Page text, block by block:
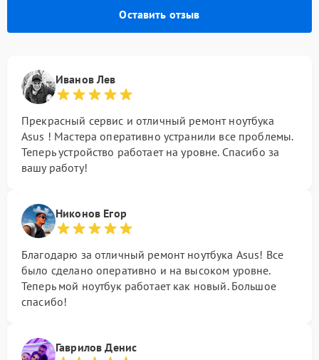
Оставить отзыв
Иванов Лев
Прекрасный сервис и отличный ремонт ноутбука
Asus ! Мастера оперативно устранили все проблемы.
Теперь устройство работает на уровне. Спасибо за
вашу работу!
Никонов Егор
Благодарю за отличный ремонт ноутбука Asus! Все
было сделано оперативно и на высоком уровне.
Теперь мой ноутбук работает как новый. Большое
спасибо!
Гаврилов Денис